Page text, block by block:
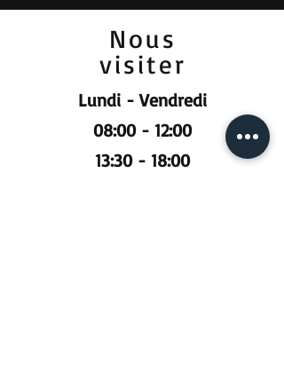
Nous
visiter
Lundi - Vendredi
08:00 - 12:00
13:30 - 18:00